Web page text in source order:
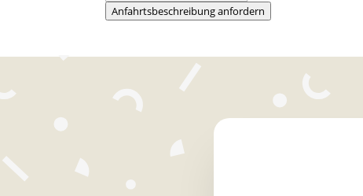
Anfahrtsbeschreibung anfordern